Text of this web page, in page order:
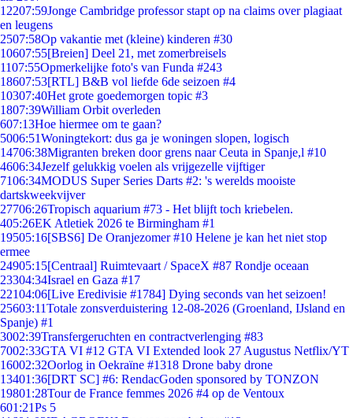
12207:59Jonge Cambridge professor stapt op na claims over plagiaat
en leugens
2507:58Op vakantie met (kleine) kinderen #30
10607:55[Breien] Deel 21, met zomerbreisels
1107:55Opmerkelijke foto's van Funda #243
18607:53[RTL] B&B vol liefde 6de seizoen #4
10307:40Het grote goedemorgen topic #3
1807:39William Orbit overleden
607:13Hoe hiermee om te gaan?
5006:51Woningtekort: dus ga je woningen slopen, logisch
14706:38Migranten breken door grens naar Ceuta in Spanje,l #10
4606:34Jezelf gelukkig voelen als vrijgezelle vijftiger
7106:34MODUS Super Series Darts #2: 's werelds mooiste
dartskweekvijver
27706:26Tropisch aquarium #73 - Het blijft toch kriebelen.
405:26EK Atletiek 2026 te Birmingham #1
19505:16[SBS6] De Oranjezomer #10 Helene je kan het niet stop
ermee
24905:15[Centraal] Ruimtevaart / SpaceX #87 Rondje oceaan
23304:34Israel en Gaza #17
22104:06[Live Eredivisie #1784] Dying seconds van het seizoen!
25603:11Totale zonsverduistering 12-08-2026 (Groenland, IJsland en
Spanje) #1
3002:39Transfergeruchten en contractverlenging #83
7002:33GTA VI #12 GTA VI Extended look 27 Augustus Netflix/YT
16002:32Oorlog in Oekraïne #1318 Drone baby drone
13401:36[DRT SC] #6: RendacGoden sponsored by TONZON
19801:28Tour de France femmes 2026 #4 op de Ventoux
601:21Ps 5